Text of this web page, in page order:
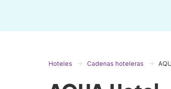
Hoteles Cadenas hoteleras